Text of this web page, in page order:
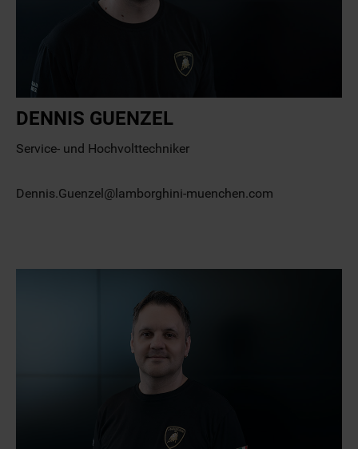
DENNIS GUENZEL
Service- und Hochvolttechniker
Dennis.Guenzel@lamborghini-muenchen.com